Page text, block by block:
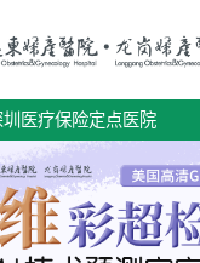
圳医疗保险定点医院
上，问题到底出
远东龙岗妇产医院儿童康复专